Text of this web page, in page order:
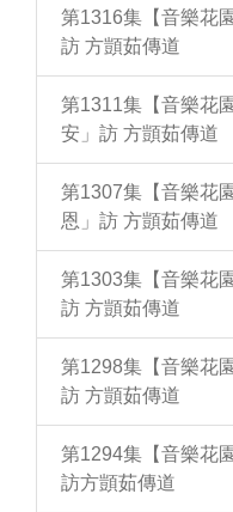
第1316集【音樂花
訪 方顗茹傳道
第1311集【音樂花
安」訪 方顗茹傳道
第1307集【音樂花
恩」訪 方顗茹傳道
第1303集【音樂花
訪 方顗茹傳道
第1298集【音樂花
訪 方顗茹傳道
第1294集【音樂花
訪方顗茹傳道